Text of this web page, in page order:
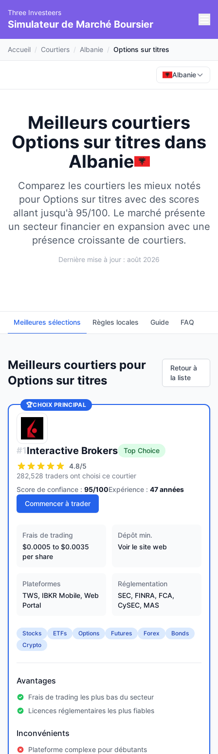
Three Investeers
Simulateur de Marché Boursier
Accueil / Courtiers / Albanie / Options sur titres
Albanie
Meilleurs courtiers
Options sur titres dans
Albanie
Comparez les courtiers les mieux notés
pour Options sur titres avec des scores
allant jusqu'à 95/100. Le marché présente
un secteur financier en expansion avec une
présence croissante de courtiers.
Dernière mise à jour : août 2026
Meilleures sélections Règles locales Guide FAQ
Meilleurs courtiers pour
Options sur titres
Retour à
la liste
🏆CHOIX PRINCIPAL
#1Interactive Brokers
Top Choice
4.8/5
282,528 traders ont choisi ce courtier
Score de confiance : 95/100Expérience : 47années
Commencer à trader
Frais de trading
$0.0005 to $0.0035
per share
Dépôt min.
Voir le site web
Plateformes
TWS, IBKR Mobile, Web
Portal
Réglementation
SEC, FINRA, FCA,
CySEC, MAS
Stocks ETFs Options Futures Forex
Bonds
Crypto
Avantages
Frais de trading les plus bas du secteur
Licences réglementaires les plus fiables
Inconvénients
Plateforme complexe pour débutants